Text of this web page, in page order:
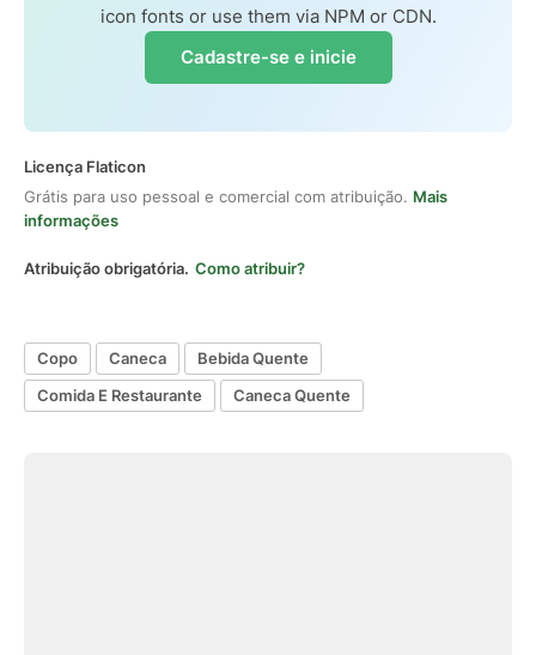
icon fonts or use them via NPM or CDN.
Cadastre-se e inicie
Licença Flaticon
Grátis para uso pessoal e comercial com atribuição. Mais
informações
Atribuição obrigatória. Como atribuir?
Copo Caneca
Bebida Quente
Comida E Restaurante
Caneca Quente